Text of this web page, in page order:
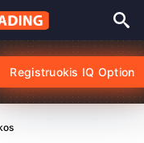
Registruokis IQ Option